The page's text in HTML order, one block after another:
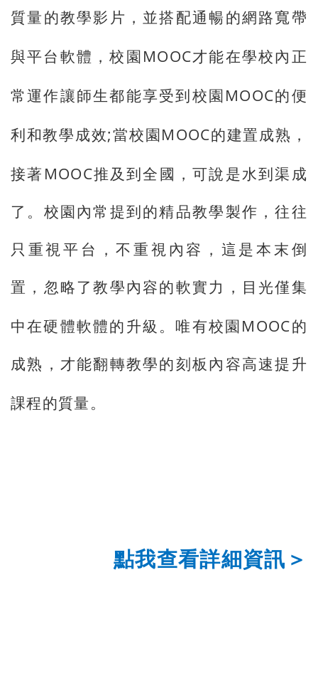
質量的教學影片，並搭配通暢的網路寬帶
與平台軟體，校園 MOOC才能在學校內正
常運作讓師生都能享受到校園 MOOC的便
利和教學成效;當校園 MOOC的建置成熟，
接著 MOOC推及到全國，可說是水到渠成
了。校園內常提到的精品教學製作，往往
只重視平台，不重視內容，這是本末倒
置，忽略了教學內容的軟實力，目光僅集
中在硬體軟體的升級。唯有校園 MOOC的
成熟，才能翻轉教學的刻板內容高速提升
課程的質量。
點我查看詳細資訊＞